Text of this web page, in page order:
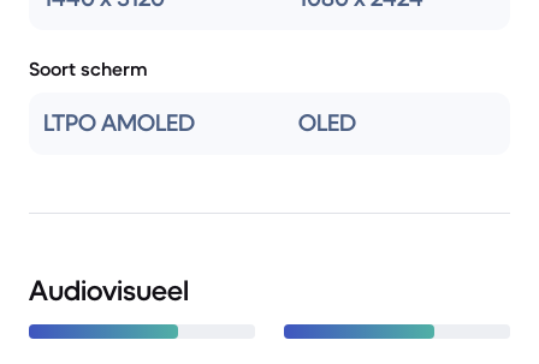
Soort scherm
LTPO AMOLED OLED
Audiovisueel